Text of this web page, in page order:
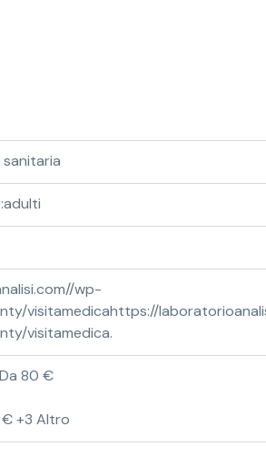
sanitaria
wp-
visitamedicahttps://
visitamedica.
80 €
€ +3 Altro